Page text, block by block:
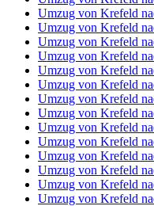
Umzug von Krefeld
Umzug von Krefeld
Umzug von Krefeld
Umzug von Krefeld
Umzug von Krefeld
Umzug von Krefeld
Umzug von Krefeld
Umzug von Krefeld
Umzug von Krefeld
Umzug von Krefeld
Umzug von Krefeld
Umzug von Krefeld
Umzug von Krefeld
Umzug von Krefeld